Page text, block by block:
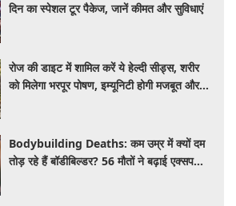
दिन का स्पेशल टूर पैकेज, जानें कीमत और सुविधाएं
रोज की डाइट में शामिल करें ये हेल्दी सीड्स, शरीर
को मिलेगा भरपूर पोषण, इम्यूनिटी होगी मजबूत और
Bodybuilding Deaths: कम उम्र में क्यों दम
तोड़ रहे हैं बॉडीबिल्डर? 56 मौतों ने बढ़ाई एक्सपर्ट्स